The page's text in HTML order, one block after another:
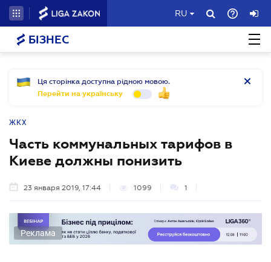
RU
БІЗНЕС
Ця сторінка доступна рідною мовою.
Перейти на українську
ЖКХ
Часть коммунальных тарифов в
Киеве должны понизить
23 января 2019, 17:44 1099 1
Реклама